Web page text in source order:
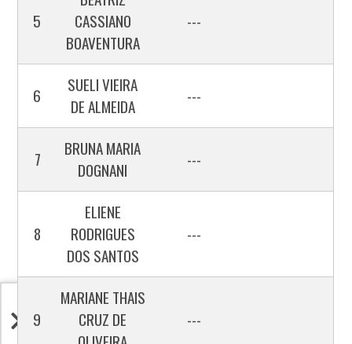
5
CASSIANO
BOAVENTURA
---
6
SUELI VIEIRA
DE ALMEIDA
---
7
BRUNA MARIA
DOGNANI
---
8
ELIENE
RODRIGUES
DOS SANTOS
---
9
MARIANE THAIS
CRUZ DE
---